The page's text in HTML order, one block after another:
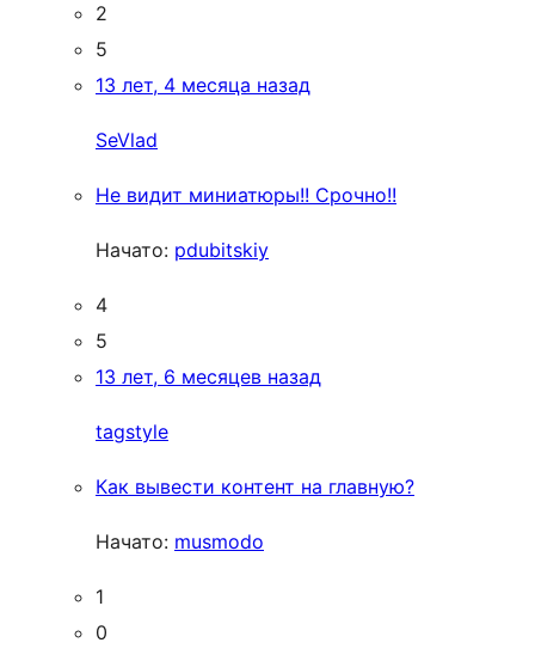
2
5
13 лет, 4 месяца назад
SeVlad
Не видит миниатюры!! Срочно!!
Начато: pdubitskiy
4
5
13 лет, 6 месяцев назад
tagstyle
Как вывести контент на главную?
Начато: musmodo
1
0